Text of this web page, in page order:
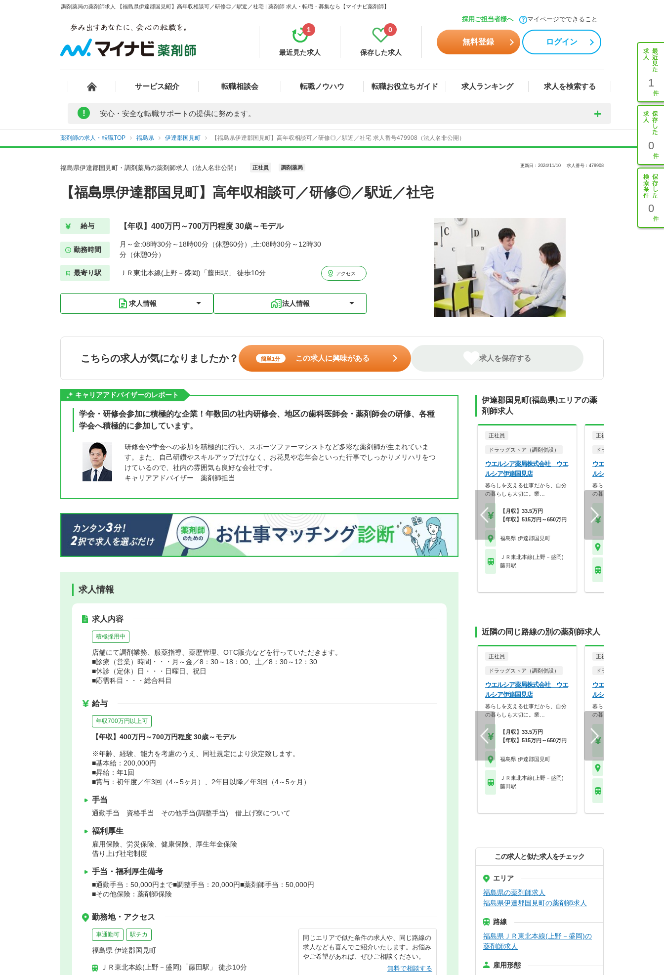
調剤薬局の薬剤師求人 【福島県伊達郡国見町】高年収相談可／研修◎／駅近／社宅 | 薬剤師 求人・転職・募集なら【マイナビ薬剤師】
採用ご担当者様へ マイページでできること
最近見た求人
1
保存した求人
0
無料登録 ログイン
サービス紹介 転職相談会 転職ノウハウ 転職お役立ちガイド 求人ランキング 求人を検索する 1
0
0
! 安心・安全な転職サポートの提供に努めます。
薬剤師の求人・転職TOP 福島県 伊達郡国見町 【福島県伊達郡国見町】高年収相談可／研修◎／駅近／社宅 求人番号479908（法人名非公開）
福島県伊達郡国見町・調剤薬局の薬剤師求人（法人名非公開） 正社員 調剤薬局 更新日：2024/11/10 求人番号：479908
【福島県伊達郡国見町】高年収相談可／研修◎／駅近／社宅
給与 【年収】400万円～700万円程度 30歳～モデル
勤務時間
月～金:08時30分～18時00分（休憩60分）,土:08時30分～12時30
分（休憩0分）
最寄り駅 ＪＲ東北本線(上野－盛岡)「藤田駅」 徒歩10分 アクセス
求人情報 法人情報
こちらの求人が気になりましたか？ 簡単1分 この求人に興味がある 求人を保存する
キャリアアドバイザーのレポート
学会・研修会参加に積極的な企業！年数回の社内研修会、地区の歯科医師会・薬剤師会の研修、各種
学会へ積極的に参加しています。
研修会や学会への参加を積極的に行い、スポーツファーマシストなど多彩な薬剤師が生まれていま
す。また、自己研鑽やスキルアップだけなく、お花見や忘年会といった行事でしっかりメリハリをつ
けているので、社内の雰囲気も良好な会社です。
キャリアアドバイザー 薬剤師担当
求人情報
求人内容
積極採用中
店舗にて調剤業務、服薬指導、薬歴管理、OTC販売などを行っていただきます。
■診療（営業）時間・・・月～金／8：30～18：00、土／8：30～12：30
■休診（定休）日・・・日曜日、祝日
■応需科目・・・総合科目
給与
年収700万円以上可
【年収】400万円～700万円程度 30歳～モデル
※年齢、経験、能力を考慮のうえ、同社規定により決定致します。
■基本給：200,000円
■昇給：年1回
■賞与：初年度／年3回（4～5ヶ月）、2年目以降／年3回（4～5ヶ月）
手当
通勤手当 資格手当 その他手当(調整手当) 借上げ寮について
福利厚生
雇用保険、労災保険、健康保険、厚生年金保険
借り上げ社宅制度
手当・福利厚生備考
■通勤手当：50,000円まで■調整手当：20,000円■薬剤師手当：50,000円
■その他保険：薬剤師保険
勤務地・アクセス
車通勤可 駅チカ
福島県 伊達郡国見町
ＪＲ東北本線(上野－盛岡)「藤田駅」 徒歩10分
同じエリアで似た条件の求人や、同じ路線の
求人なども喜んでご紹介いたします。お悩み
やご希望があれば、ぜひご相談ください。
無料で相談する
伊達郡国見町(福島県)エリアの薬
剤師求人
正社員
ドラッグストア（調剤併設）
ウエルシア薬局株式会社 ウエ
ルシア伊達国見店
暮らしを支える仕事だから、自分
の暮らしも大切に。業…
【月収】33.5万円
【年収】515万円～650万円
福島県 伊達郡国見町
ＪＲ東北本線(上野－盛岡)
藤田駅
正社員
ドラッグストア（OTCのみ
ウエルシア薬局株式会社
ルシア伊達国見店
暮らしを支える仕事だから、
の暮らしも大切に。業…
近隣の同じ路線の別の薬剤師求人
正社員
ドラッグストア（調剤併設）
ウエルシア薬局株式会社 ウエ
ルシア伊達国見店
暮らしを支える仕事だから、自分
の暮らしも大切に。業…
【月収】33.5万円
【年収】515万円～650万円
福島県 伊達郡国見町
ＪＲ東北本線(上野－盛岡)
藤田駅
正社員
ドラッグストア（OTCのみ
ウエルシア薬局株式会社
ルシア伊達国見店
暮らしを支える仕事だから、
の暮らしも大切に。業…
この求人と似た求人をチェック
エリア
福島県の薬剤師求人
福島県伊達郡国見町の薬剤師求人
路線
福島県ＪＲ東北本線(上野－盛岡)の
薬剤師求人
雇用形態